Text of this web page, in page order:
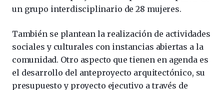
un grupo interdisciplinario de 28 mujeres.
También se plantean la realización de actividades
sociales y culturales con instancias abiertas a la
comunidad. Otro aspecto que tienen en agenda es
el desarrollo del anteproyecto arquitectónico, su
presupuesto y proyecto ejecutivo a través de